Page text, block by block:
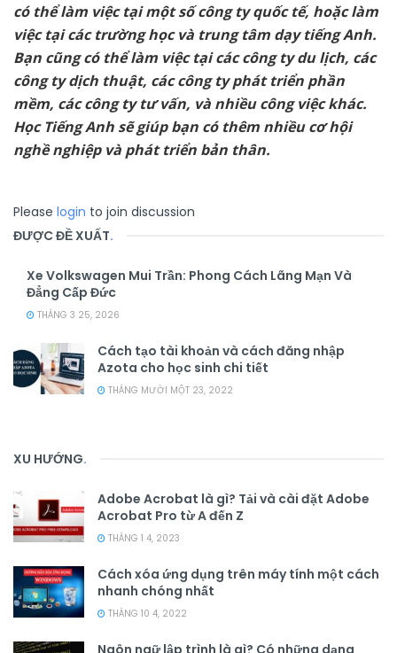
có thể làm việc tại một số công ty quốc tế, hoặc làm
việc tại các trường học và trung tâm dạy tiếng Anh.
Bạn cũng có thể làm việc tại các công ty du lịch, các
công ty dịch thuật, các công ty phát triển phần
mềm, các công ty tư vấn, và nhiều công việc khác.
Học Tiếng Anh sẽ giúp bạn có thêm nhiều cơ hội
nghề nghiệp và phát triển bản thân.
Please login to join discussion
ĐƯỢC ĐỀ XUẤT.
Xe Volkswagen Mui Trần: Phong Cách Lãng Mạn Và
Đẳng Cấp Đức
THÁNG 3 25, 2026
Cách tạo tài khoản và cách đăng nhập
Azota cho học sinh chi tiết
THÁNG MƯỜI MỘT 23, 2022
XU HƯỚNG.
Adobe Acrobat là gì? Tải và cài đặt Adobe
Acrobat Pro từ A đến Z
THÁNG 1 4, 2023
Cách xóa ứng dụng trên máy tính một cách
nhanh chóng nhất
THÁNG 10 4, 2022